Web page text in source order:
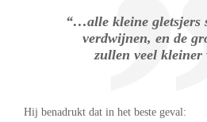
“…alle kleine gletsjers
verdwijnen, en de
zullen veel kleiner
Hij benadrukt dat in het beste geval: